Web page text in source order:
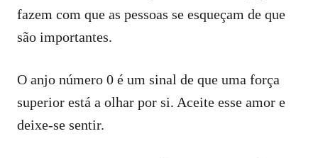
fazem com que as pessoas se esqueçam de que
são importantes.
O anjo número 0 é um sinal de que uma força
superior está a olhar por si. Aceite esse amor e
deixe-se sentir.